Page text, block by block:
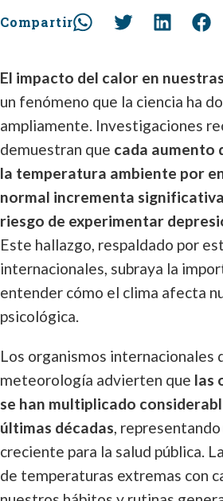
Compartir
El impacto del calor en
un fenómeno que la ciencia ha
ampliamente. Investigaciones
demuestran que cada aumento
la temperatura ambiente por
normal incrementa
riesgo de experimentar
Este hallazgo, respaldado por
internacionales, subraya la
entender cómo el clima afecta
psicológica.
Los organismos internacionales
meteorología advierten que las
se han multiplicado
últimas décadas,
creciente para la salud pública.
de temperaturas extremas con